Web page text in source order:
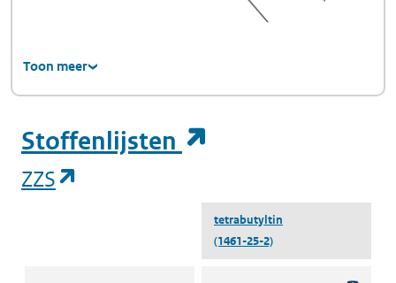
Toon meer
Stoffenlijsten
ZZS
tetrabutyltin
(1461-25-2)